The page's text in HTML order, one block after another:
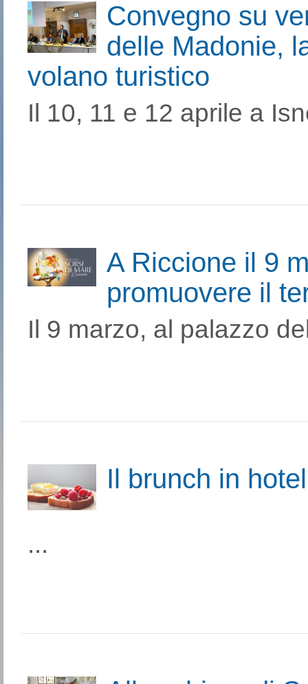
Convegno su
delle Madonie,
volano turistico
Il 10, 11 e 12 aprile a
A Riccione il 9
promuovere il
Il 9 marzo, al palazzo
Il brunch in hotel
...